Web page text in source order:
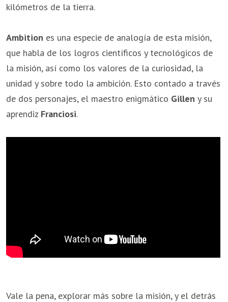
kilómetros de la tierra.
Ambition es una especie de analogía de esta misión,
que habla de los logros científicos y tecnológicos de
la misión, así como los valores de la curiosidad, la
unidad y sobre todo la ambición. Esto contado a través
de dos personajes, el maestro enigmático Gillen y su
aprendiz Franciosi.
Vale la pena, explorar más sobre la misión, y el detrás